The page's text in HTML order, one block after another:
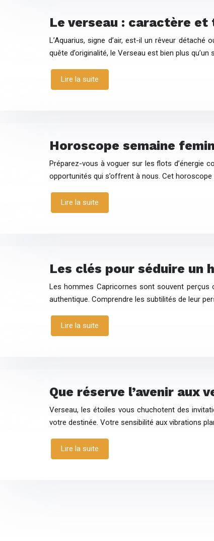
Le verseau : caractère
L’Aquarius, signe d’air, est-il un rêveur
quête d’originalité, le Verseau est bien plus qu’un
Lire la suite
Horoscope semaine
Préparez-vous à voguer sur les flots d’énergie
opportunités qui s’offrent à nous. Cet
Lire la suite
Les clés pour séduire un
Les hommes Capricornes sont souvent
authentique. Comprendre les subtilités de leur
Lire la suite
Que réserve l’avenir aux
Verseau, les étoiles vous chuchotent des
votre destinée. Votre sensibilité aux vibrations
Lire la suite